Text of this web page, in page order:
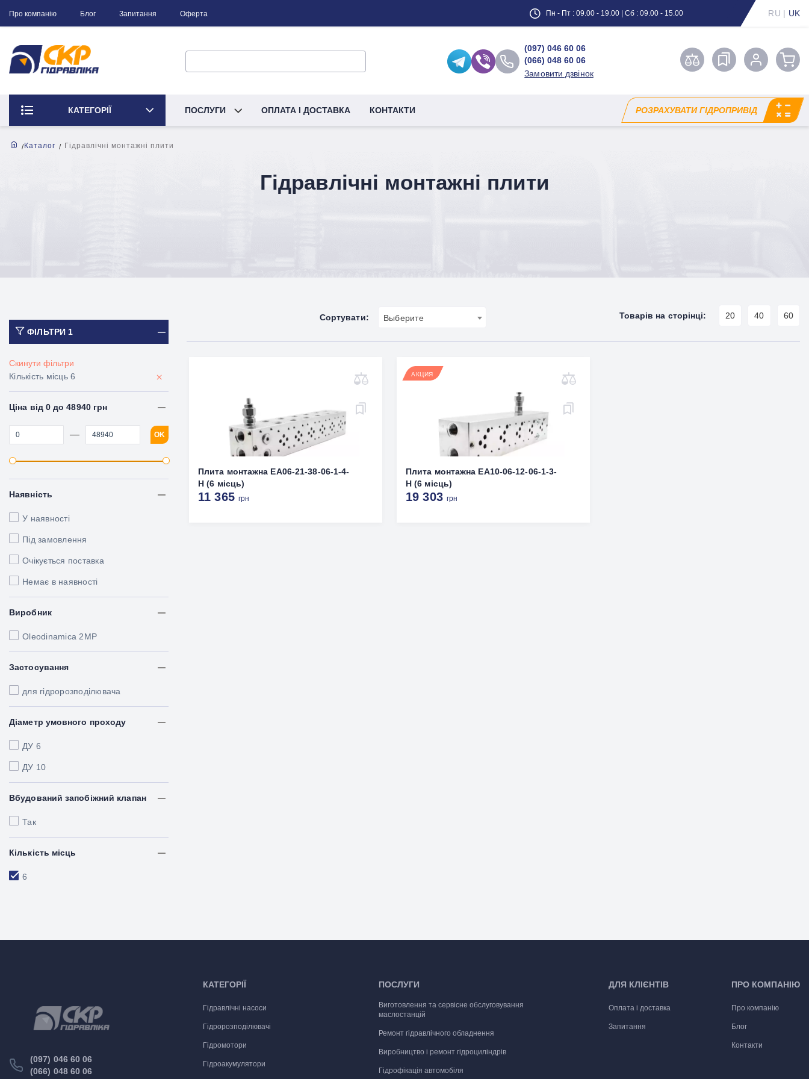
Про компанію Блог Запитання Оферта Пн - Пт : 09.00 - 19.00 | Сб : 09.00 - 15.00 RU | UK
(097) 046 60 06
(066) 048 60 06
Замовити дзвінок
КАТЕГОРІЇ ПОСЛУГИ ОПЛАТА І ДОСТАВКА КОНТАКТИ РОЗРАХУВАТИ ГІДРОПРИВІД
Каталог Гідравлічні монтажні плити
Гідравлічні монтажні плити
ФІЛЬТРИ1
Скинути фільтри
Кількість місць 6
×
Ціна від 0 до 48940 грн
— OK
Наявність
У наявності
Під замовлення
Очікується поставка
Немає в наявності
Виробник
Oleodinamica 2MP
Застосування
для гідророзподілювача
Діаметр умовного проходу
ДУ 6
ДУ 10
Вбудований запобіжний клапан
Так
Кількість місць
6
Сортувати: Выберите Товарів на сторінці: 20 40 60
Плита монтажна EA06-21-38-06-1-4-
H (6 місць)
11 365грн
АКЦИЯ
Плита монтажна EA10-06-12-06-1-3-
H (6 місць)
19 303грн
(097) 046 60 06
(066) 048 60 06
КАТЕГОРІЇ
Гідравлічні насоси
Гідророзподілювачі
Гідромотори
Гідроакумулятори
ПОСЛУГИ
Виготовлення та сервісне обслуговування
маслостанцій
Ремонт гідравлічного обладнення
Виробництво і ремонт гідроциліндрів
Гідрофікація автомобіля
ДЛЯ КЛІЄНТІВ
Оплата і доставка
Запитання
ПРО КОМПАНІЮ
Про компанію
Блог
Контакти